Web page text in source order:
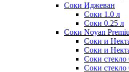
Соки Иджеван
Соки 1.0 л
Соки 0.25 л
Соки Noyan
Соки и
Соки и
Соки стекло
Соки стекло